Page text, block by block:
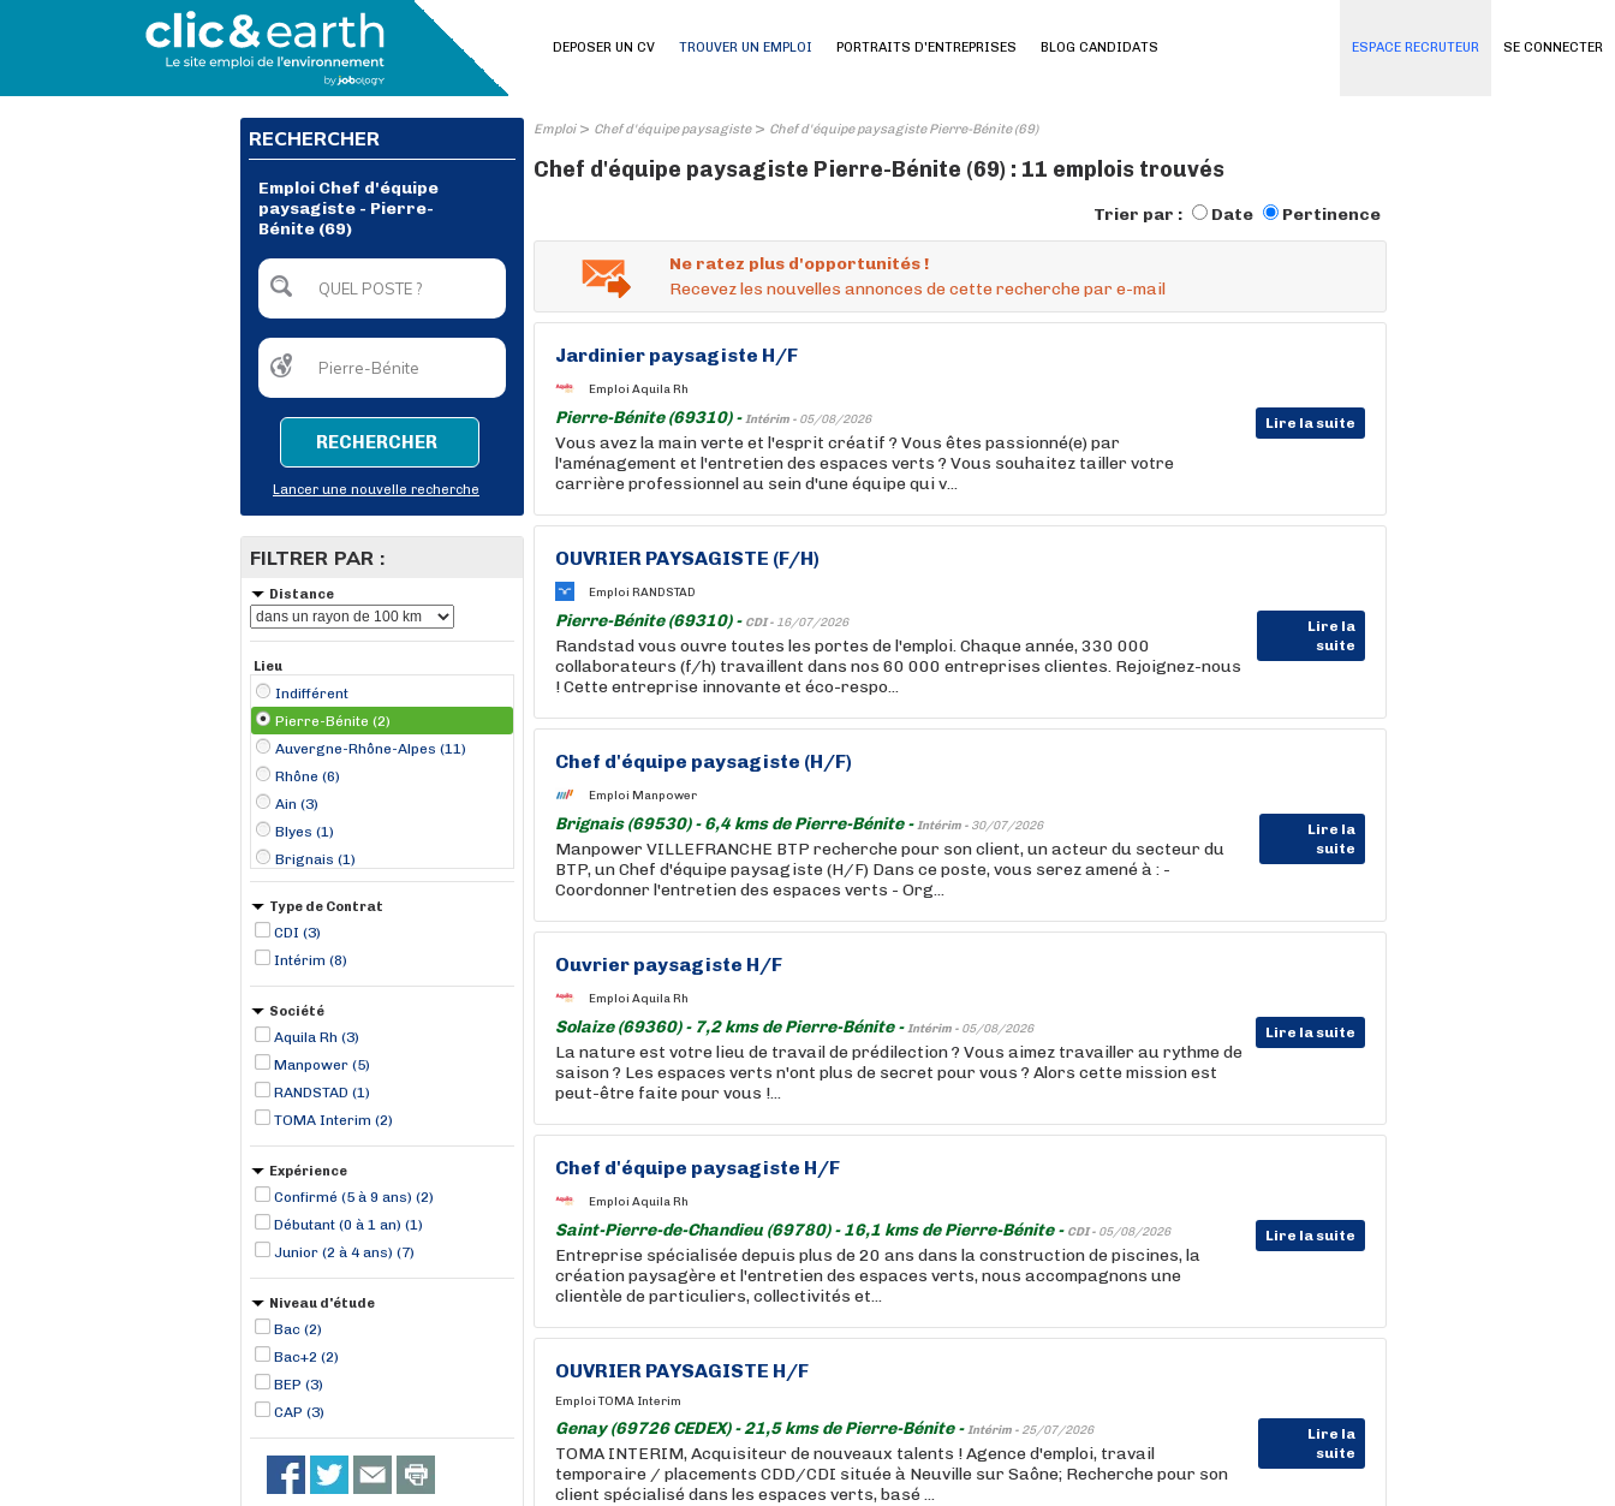
SE CONNECTER
DEPOSER UN CV TROUVER UN EMPLOI PORTRAITS D'ENTREPRISES BLOG CANDIDATS ESPACE RECRUTEUR
RECHERCHER
Emploi Chef d'équipe
paysagiste - Pierre-
Bénite (69)
RECHERCHER
Lancer une nouvelle recherche
FILTRER PAR :
Distance
Lieu
Indifférent
Pierre-Bénite (2)
Auvergne-Rhône-Alpes (11)
Rhône (6)
Ain (3)
Blyes (1)
Brignais (1)
Chanaz (1)
Genay (1)
Montagnat (1)
Saint-Pierre-de-Chandieu (1)
Type de Contrat
CDI (3)
Intérim (8)
Société
Aquila Rh (3)
Manpower (5)
RANDSTAD (1)
TOMA Interim (2)
Expérience
Confirmé (5 à 9 ans) (2)
Débutant (0 à 1 an) (1)
Junior (2 à 4 ans) (7)
Niveau d'étude
Bac (2)
Bac+2 (2)
BEP (3)
CAP (3)
Emploi> Chef d'équipe paysagiste> Chef d'équipe paysagiste Pierre-Bénite (69)
Chef d'équipe paysagiste Pierre-Bénite (69) : 11 emplois trouvés
Trier par : Date Pertinence
Ne ratez plus d'opportunités !
Recevez les nouvelles annonces de cette recherche par e-mail
Jardinier paysagiste H/F
Emploi Aquila Rh
Pierre-Bénite (69310) -Intérim - 05/08/2026 Lire la suite
Vous avez la main verte et l'esprit créatif ? Vous êtes passionné(e) par
l'aménagement et l'entretien des espaces verts ? Vous souhaitez tailler votre
carrière professionnel au sein d'une équipe qui v...
OUVRIER PAYSAGISTE (F/H)
Emploi RANDSTAD
Pierre-Bénite (69310) - CDI - 16/07/2026
Lire la
suite
Randstad vous ouvre toutes les portes de l'emploi. Chaque année, 330 000
collaborateurs (f/h) travaillent dans nos 60 000 entreprises clientes. Rejoignez-nous
! Cette entreprise innovante et éco-respo...
Chef d'équipe paysagiste (H/F)
Emploi Manpower
Brignais (69530) - 6,4 kms de Pierre-Bénite -Intérim - 30/07/2026
Lire la
suite
Manpower VILLEFRANCHE BTP recherche pour son client, un acteur du secteur du
BTP, un Chef d'équipe paysagiste (H/F) Dans ce poste, vous serez amené à : -
Coordonner l'entretien des espaces verts - Org...
Ouvrier paysagiste H/F
Emploi Aquila Rh
Solaize (69360) - 7,2 kms de Pierre-Bénite -Intérim - 05/08/2026 Lire la suite
La nature est votre lieu de travail de prédilection ? Vous aimez travailler au rythme de
saison ? Les espaces verts n'ont plus de secret pour vous ? Alors cette mission est
peut-être faite pour vous !...
Chef d'équipe paysagiste H/F
Emploi Aquila Rh
Saint-Pierre-de-Chandieu (69780) - 16,1 kms de Pierre-Bénite - CDI - 05/08/2026 Lire la suite
Entreprise spécialisée depuis plus de 20 ans dans la construction de piscines, la
création paysagère et l'entretien des espaces verts, nous accompagnons une
clientèle de particuliers, collectivités et...
OUVRIER PAYSAGISTE H/F
Emploi TOMA Interim
Genay (69726 CEDEX) - 21,5 kms de Pierre-Bénite -Intérim - 25/07/2026
Lire la
suite
TOMA INTERIM, Acquisiteur de nouveaux talents ! Agence d'emploi, travail
temporaire / placements CDD/CDI située à Neuville sur Saône; Recherche pour son
client spécialisé dans les espaces verts, basé ...